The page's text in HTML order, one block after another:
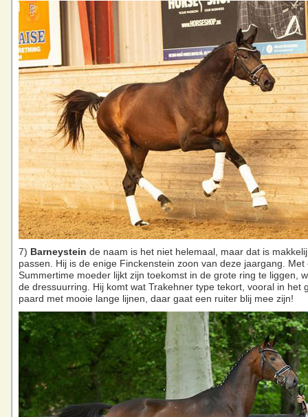
7) Barneystein de naam is het niet helemaal, maar dat is
passen. Hij is de enige Finckenstein zoon van deze jaargang. Met
Summertime moeder lijkt zijn toekomst in de grote ring te liggen,
de dressuurring. Hij komt wat Trakehner type tekort, vooral in het
paard met mooie lange lijnen, daar gaat een ruiter blij mee zijn!